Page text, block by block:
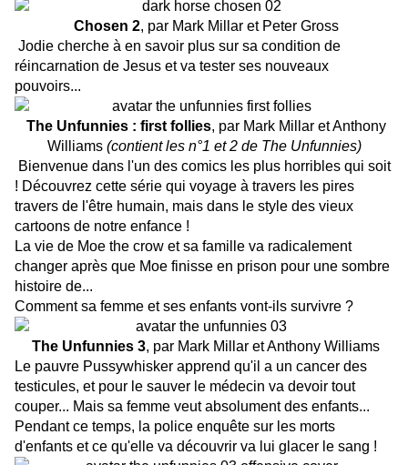
Chosen 2, par Mark Millar et Peter Gross
Jodie cherche à en savoir plus sur sa condition de
réincarnation de Jesus et va tester ses nouveaux
pouvoirs...
The Unfunnies : first follies, par Mark Millar et Anthony
Williams (contient les n°1 et 2 de The Unfunnies)
Bienvenue dans l'un des comics les plus horribles qui soit
! Découvrez cette série qui voyage à travers les pires
travers de l'être humain, mais dans le style des vieux
cartoons de notre enfance !
La vie de Moe the crow et sa famille va radicalement
changer après que Moe finisse en prison pour une sombre
histoire de...
Comment sa femme et ses enfants vont-ils survivre ?
The Unfunnies 3, par Mark Millar et Anthony Williams
Le pauvre Pussywhisker apprend qu'il a un cancer des
testicules, et pour le sauver le médecin va devoir tout
couper... Mais sa femme veut absolument des enfants...
Pendant ce temps, la police enquête sur les morts
d'enfants et ce qu'elle va découvrir va lui glacer le sang !